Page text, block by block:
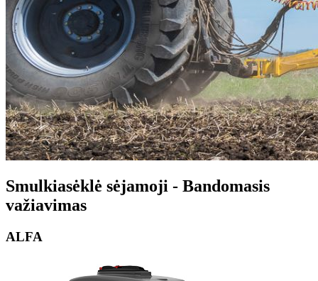
Smulkiasėklė sėjamoji - Bandomasis
važiavimas
ALFA